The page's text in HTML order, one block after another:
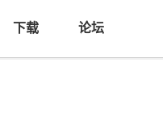
下载 论坛